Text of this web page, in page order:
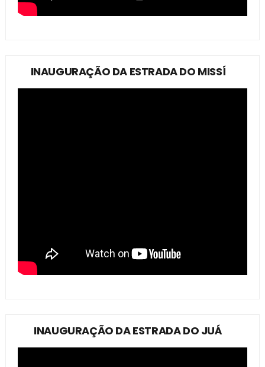
INAUGURAÇÃO DA ESTRADA DO MISSÍ
INAUGURAÇÃO DA ESTRADA DO JUÁ